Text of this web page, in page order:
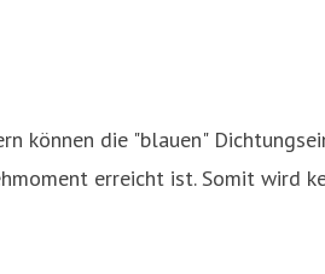
können die "blauen"
erreicht ist. Somit wird